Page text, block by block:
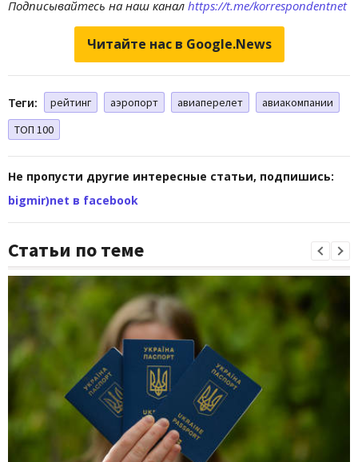
Подписывайтесь на наш канал https://t.me/korrespondentnet
Читайте нас в Google.News
Теги: рейтинг аэропорт авиаперелет
авиакомпании
ТОП 100
Не пропусти другие интересные статьи, подпишись:
bigmir)net в facebook
Статьи по теме